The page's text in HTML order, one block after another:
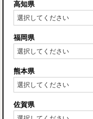
高知県
福岡県
熊本県
佐賀県